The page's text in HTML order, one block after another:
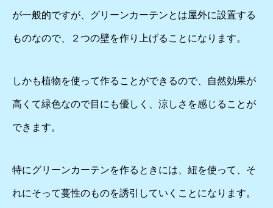
が一般的ですが、グリーンカーテンとは屋外に設置する
ものなので、２つの壁を作り上げることになります。
しかも植物を使って作ることができるので、自然効果が
高くて緑色なので目にも優しく、涼しさを感じることが
できます。
特にグリーンカーテンを作るときには、紐を使って、そ
れにそって蔓性のものを誘引していくことになります。